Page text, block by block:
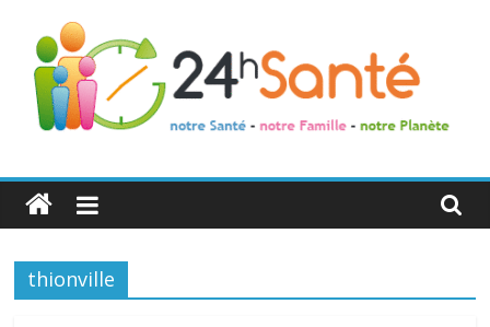
24h
Santé
Lathionville